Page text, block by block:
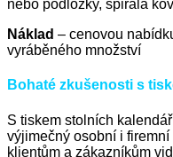
nebo podložky, spirála
Náklad – cenovou
vyráběného množství
Bohaté zkušenosti s
S tiskem stolních
výjimečný osobní i
klientům a zákazníkům